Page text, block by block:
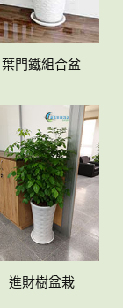
葉門鐵組合盆
進財樹盆栽